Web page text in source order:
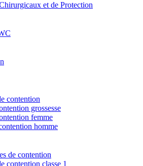
et de Protection
contention
grossesse
femme
homme
de contention
contention classe 1